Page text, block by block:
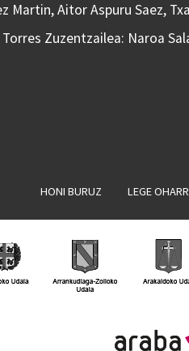
Martin, Aitor Aspuru Saez,
Torres Zuzentzailea: Naroa
HONI BURUZ LEGE